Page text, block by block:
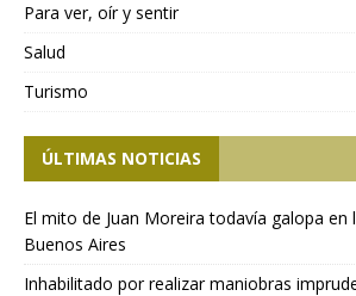
Para ver, oír y sentir
Salud
Turismo
ÚLTIMAS NOTICIAS
El mito de Juan Moreira todavía galopa en
Buenos Aires
Inhabilitado por realizar maniobras